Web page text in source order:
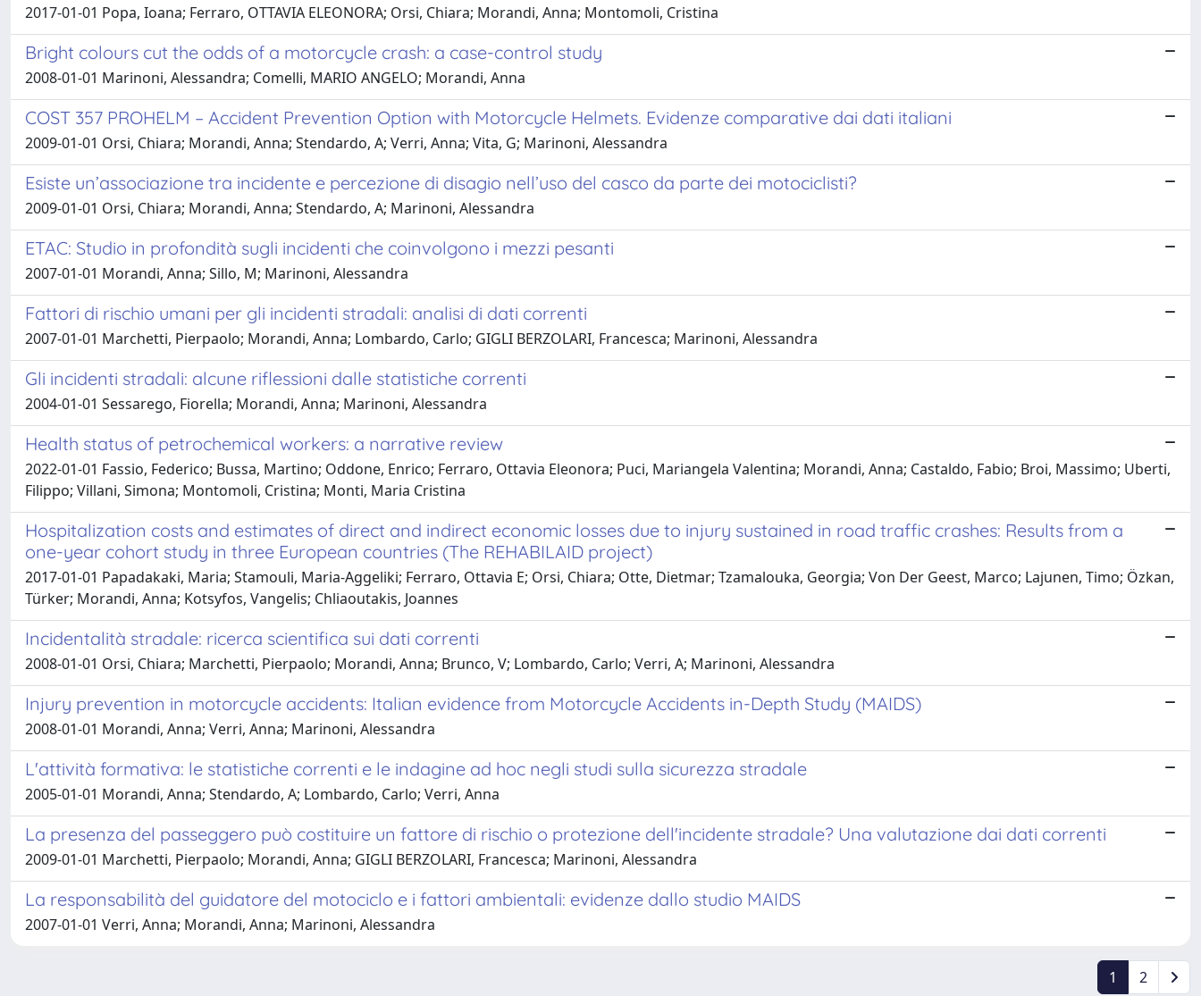
2017-01-01 Popa, Ioana; Ferraro, OTTAVIA ELEONORA; Orsi, Chiara; Morandi, Anna; Montomoli, Cristina
Bright colours cut the odds of a motorcycle crash: a case-control study
2008-01-01 Marinoni, Alessandra; Comelli, MARIO ANGELO; Morandi, Anna
COST 357 PROHELM – Accident Prevention Option with Motorcycle Helmets. Evidenze comparative dai dati italiani
2009-01-01 Orsi, Chiara; Morandi, Anna; Stendardo, A; Verri, Anna; Vita, G; Marinoni, Alessandra
Esiste un’associazione tra incidente e percezione di disagio nell’uso del casco da parte dei motociclisti?
2009-01-01 Orsi, Chiara; Morandi, Anna; Stendardo, A; Marinoni, Alessandra
ETAC: Studio in profondità sugli incidenti che coinvolgono i mezzi pesanti
2007-01-01 Morandi, Anna; Sillo, M; Marinoni, Alessandra
Fattori di rischio umani per gli incidenti stradali: analisi di dati correnti
2007-01-01 Marchetti, Pierpaolo; Morandi, Anna; Lombardo, Carlo; GIGLI BERZOLARI, Francesca; Marinoni, Alessandra
Gli incidenti stradali: alcune riflessioni dalle statistiche correnti
2004-01-01 Sessarego, Fiorella; Morandi, Anna; Marinoni, Alessandra
Health status of petrochemical workers: a narrative review
2022-01-01 Fassio, Federico; Bussa, Martino; Oddone, Enrico; Ferraro, Ottavia Eleonora; Puci, Mariangela Valentina; Morandi, Anna; Castaldo, Fabio; Broi, Massimo; Uberti,
Filippo; Villani, Simona; Montomoli, Cristina; Monti, Maria Cristina
Hospitalization costs and estimates of direct and indirect economic losses due to injury sustained in road traffic crashes: Results from a
one-year cohort study in three European countries (The REHABILAID project)
2017-01-01 Papadakaki, Maria; Stamouli, Maria-Aggeliki; Ferraro, Ottavia E; Orsi, Chiara; Otte, Dietmar; Tzamalouka, Georgia; Von Der Geest, Marco; Lajunen, Timo; Özkan,
Türker; Morandi, Anna; Kotsyfos, Vangelis; Chliaoutakis, Joannes
Incidentalità stradale: ricerca scientifica sui dati correnti
2008-01-01 Orsi, Chiara; Marchetti, Pierpaolo; Morandi, Anna; Brunco, V; Lombardo, Carlo; Verri, A; Marinoni, Alessandra
Injury prevention in motorcycle accidents: Italian evidence from Motorcycle Accidents in-Depth Study (MAIDS)
2008-01-01 Morandi, Anna; Verri, Anna; Marinoni, Alessandra
L'attività formativa: le statistiche correnti e le indagine ad hoc negli studi sulla sicurezza stradale
2005-01-01 Morandi, Anna; Stendardo, A; Lombardo, Carlo; Verri, Anna
La presenza del passeggero può costituire un fattore di rischio o protezione dell'incidente stradale? Una valutazione dai dati correnti
2009-01-01 Marchetti, Pierpaolo; Morandi, Anna; GIGLI BERZOLARI, Francesca; Marinoni, Alessandra
La responsabilità del guidatore del motociclo e i fattori ambientali: evidenze dallo studio MAIDS
2007-01-01 Verri, Anna; Morandi, Anna; Marinoni, Alessandra
1 2